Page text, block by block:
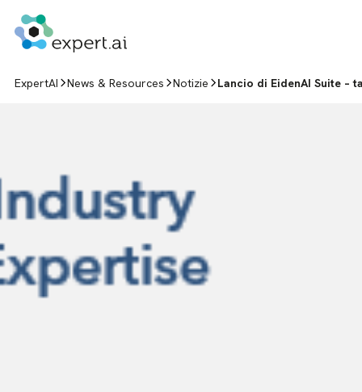
ExpertAI News & Resources Notizie Lancio di EidenAI Suite –